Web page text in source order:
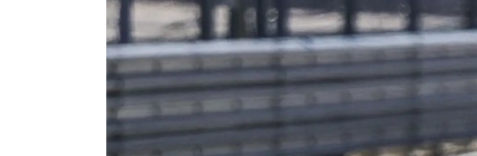
ЗАПИСЬ НА ТО